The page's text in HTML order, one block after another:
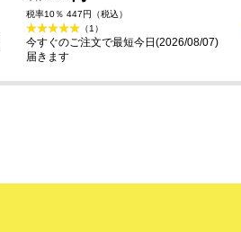
税率10％ 447円（税込）
（1）
今すぐのご注文で最短今日(2026/08/07)
届きます